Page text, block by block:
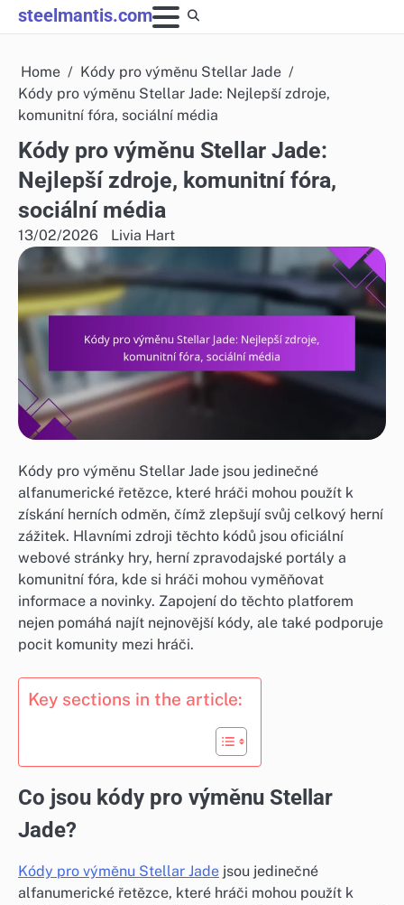
Skip
to
steelmantis.com
Home
Kódy pro výměnu Stellar Jade
Kódy pro výměnu Stellar Jade: Nejlepší zdroje,
komunitní fóra, sociální média
Kódy pro výměnu Stellar Jade:
Nejlepší zdroje, komunitní fóra,
sociální média
13/02/2026 Livia Hart
Kódy pro výměnu Stellar Jade jsou jedinečné
alfanumerické řetězce, které hráči mohou použít k
získání herních odměn, čímž zlepšují svůj celkový herní
zážitek. Hlavními zdroji těchto kódů jsou oficiální
webové stránky hry, herní zpravodajské portály a
komunitní fóra, kde si hráči mohou vyměňovat
informace a novinky. Zapojení do těchto platforem
nejen pomáhá najít nejnovější kódy, ale také podporuje
pocit komunity mezi hráči.
Key sections in the article:
Co jsou kódy pro výměnu Stellar
Jade?
Kódy pro výměnu Stellar Jade jsou jedinečné
alfanumerické řetězce, které hráči mohou použít k